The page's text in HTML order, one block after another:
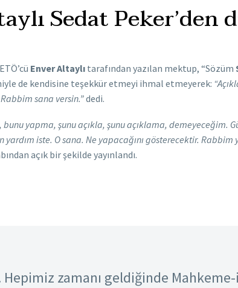
Sedat Peker’den
Enver Altaylı tarafından yazılan mektup, “Sözüm
de kendisine teşekkür etmeyi ihmal etmeyerek:
sana versin.”dedi.
bunu yapma, şunu açıkla, şunu açıklama,
iste. O sana. Ne yapacağını gösterecektir. Rabbim
açık bir şekilde yayınlandı.
Hepimiz zamanı geldiğinde